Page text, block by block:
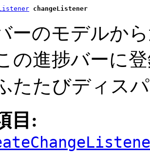
changeListener
ーのモデルか
の進捗バーに
たたびディス
目: